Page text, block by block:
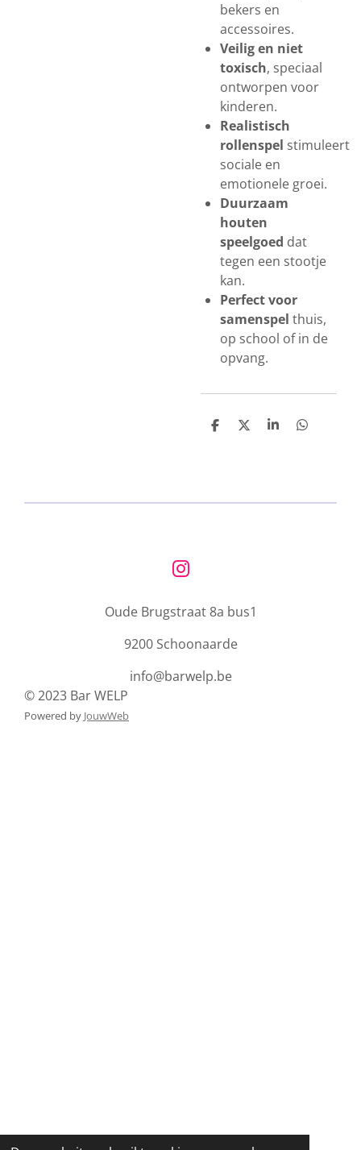
bekers en
accessoires.
Veilig en niet
toxisch, speciaal
ontworpen voor
kinderen.
Realistisch
rollenspel stimuleert
sociale en
emotionele groei.
Duurzaam
houten
speelgoed dat
tegen een stootje
kan.
Perfect voor
samenspel thuis,
op school of in de
opvang.
D
D
S
D
I
s
a
g
Oude Brugstraat 8a bus1
9200 Schoonaarde
info@barwelp.be
© 2023 Bar WELP
Powered by JouwWeb